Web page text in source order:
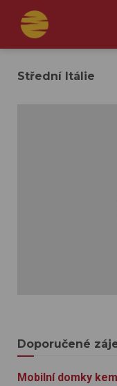
Střední Itálie
Doporučené
Mobilní domky